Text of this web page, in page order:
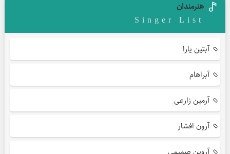
هنرمندان
Singer List
آبتین یارا
آبراهام
آرمین زارعی
آرون افشار